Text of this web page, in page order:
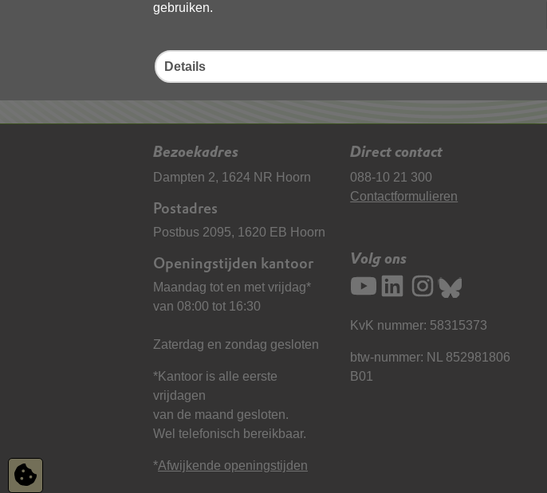
gebruiken.
Details
Bezoekadres
Dampten 2, 1624 NR Hoorn
Postadres
Postbus 2095, 1620 EB Hoorn
Openingstijden kantoor
Maandag tot en met vrijdag*
van 08:00 tot 16:30
Zaterdag en zondag gesloten
*Kantoor is alle eerste
vrijdagen
van de maand gesloten.
Wel telefonisch bereikbaar.
*Afwijkende openingstijden
Direct contact
088-10 21 300
Contactformulieren
Volg ons
KvK nummer: 58315373
btw-nummer: NL 852981806
B01